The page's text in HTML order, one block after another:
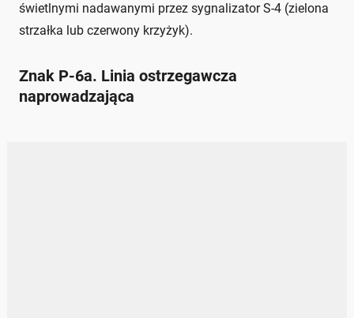
świetlnymi nadawanymi przez sygnalizator S-4 (zielona
strzałka lub czerwony krzyżyk).
Znak P-6a. Linia ostrzegawcza
naprowadzająca